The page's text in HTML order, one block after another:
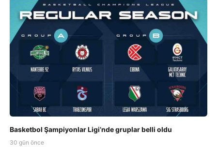
Basketbol Şampiyonlar Ligi’nde gruplar belli oldu
30 gün önce